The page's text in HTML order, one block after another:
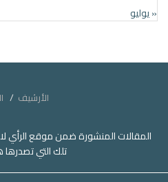
« يوليو
الأرشيف
المقالات المنشورة ضمن موقع الرأي
تلك التي تصدرها